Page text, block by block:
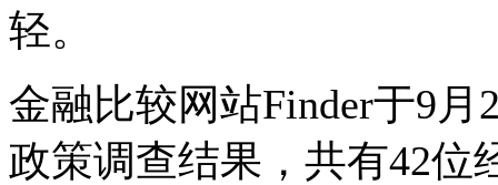
轻。
金融比较网站Finder于9月
政策调查结果，共有42位